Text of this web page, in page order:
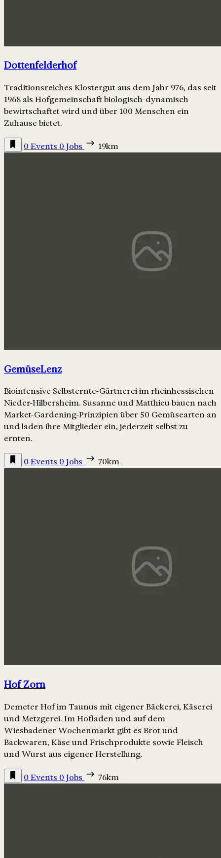
Dottenfelderhof
Traditionsreiches Klostergut aus dem Jahr 976, das seit
1968 als Hofgemeinschaft biologisch-dynamisch
bewirtschaftet wird und über 100 Menschen ein
Zuhause bietet.
0 Events 0 Jobs 19km
GemüseLenz
Biointensive Selbsternte-Gärtnerei im rheinhessischen
Nieder-Hilbersheim. Susanne und Matthieu bauen nach
Market-Gardening-Prinzipien über 50 Gemüsearten an
und laden ihre Mitglieder ein, jederzeit selbst zu
ernten.
0 Events 0 Jobs 70km
Hof Zorn
Demeter Hof im Taunus mit eigener Bäckerei, Käserei
und Metzgerei. Im Hofladen und auf dem
Wiesbadener Wochenmarkt gibt es Brot und
Backwaren, Käse und Frischprodukte sowie Fleisch
und Wurst aus eigener Herstellung.
0 Events 0 Jobs 76km